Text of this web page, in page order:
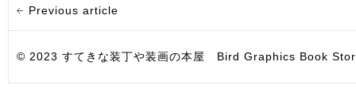
Previous article
© 2023 すてきな装丁や装画の本屋 Bird Graphics Book